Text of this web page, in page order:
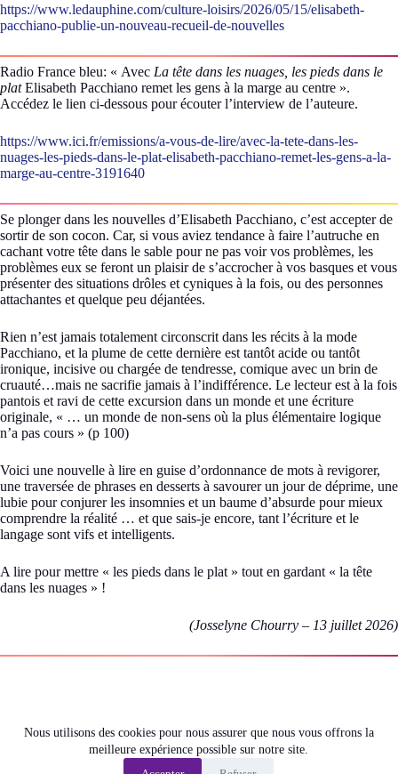
Nous utilisons des cookies pour nous assurer que nous vous offrons la
meilleure expérience possible sur notre site.
https://www.ledauphine.com/culture-loisirs/2026/05/15/elisabeth-
pacchiano-publie-un-nouveau-recueil-de-nouvelles
Radio France bleu: « Avec La tête dans les nuages, les pieds dans le
platElisabeth Pacchiano remet les gens à la marge au centre ».
Accédez le lien ci-dessous pour écouter l’interview de l’auteure.
https://www.ici.fr/emissions/a-vous-de-lire/avec-la-tete-dans-les-
nuages-les-pieds-dans-le-plat-elisabeth-pacchiano-remet-les-gens-a-la-
marge-au-centre-3191640
Se plonger dans les nouvelles d’Elisabeth Pacchiano, c’est accepter de
sortir de son cocon. Car, si vous aviez tendance à faire l’autruche en
cachant votre tête dans le sable pour ne pas voir vos problèmes, les
problèmes eux se feront un plaisir de s’accrocher à vos basques et vous
présenter des situations drôles et cyniques à la fois, ou des personnes
attachantes et quelque peu déjantées.
Rien n’est jamais totalement circonscrit dans les récits à la mode
Pacchiano, et la plume de cette dernière est tantôt acide ou tantôt
ironique, incisive ou chargée de tendresse, comique avec un brin de
cruauté…mais ne sacrifie jamais à l’indifférence. Le lecteur est à la fois
pantois et ravi de cette excursion dans un monde et une écriture
originale, « … un monde de non-sens où la plus élémentaire logique
n’a pas cours » (p 100)
Voici une nouvelle à lire en guise d’ordonnance de mots à revigorer,
une traversée de phrases en desserts à savourer un jour de déprime, une
lubie pour conjurer les insomnies et un baume d’absurde pour mieux
comprendre la réalité … et que sais-je encore, tant l’écriture et le
langage sont vifs et intelligents.
A lire pour mettre « les pieds dans le plat » tout en gardant « la tête
dans les nuages » !
(Josselyne Chourry – 13 juillet 2026)